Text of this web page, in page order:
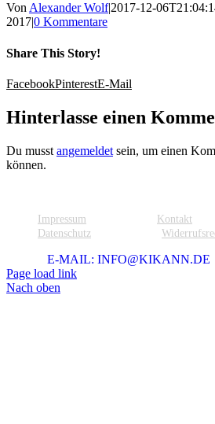
VonAlexander Wolf|2017-12-
2017|0 Kommentare
Share This Story!
FacebookPinterestE-Mail
Hinterlasse einen
Du musst angemeldet sein, um einen
können.
Impressum
Kontakt
Datenschutz
E-MAIL:
Page load link
Nach oben